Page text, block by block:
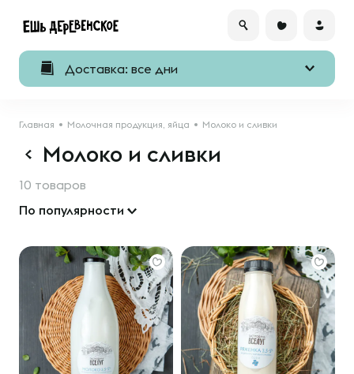
Доставка: все дни
Главная Молочная продукция, яйца Молоко и сливки
Молоко и сливки
10 товаров
По популярности